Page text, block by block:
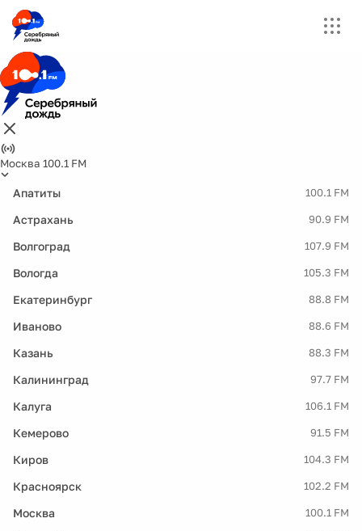
Москва 100.1 FM
Апатиты 100.1 FM
Астрахань 90.9 FM
Волгоград 107.9 FM
Вологда 105.3 FM
Екатеринбург 88.8 FM
Иваново 88.6 FM
Казань 88.3 FM
Калининград 97.7 FM
Калуга 106.1 FM
Кемерово 91.5 FM
Киров 104.3 FM
Красноярск 102.2 FM
Москва 100.1 FM